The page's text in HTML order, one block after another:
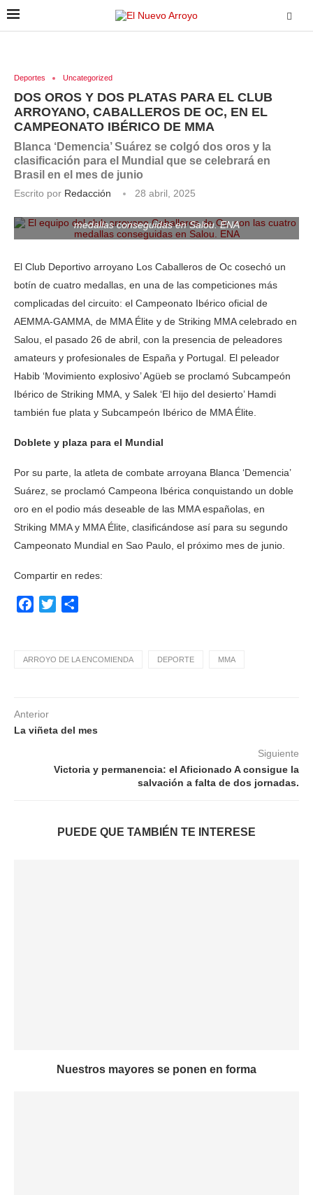
Deportes Uncategorized
DOS OROS Y DOS PLATAS PARA EL CLUB
ARROYANO, CABALLEROS DE OC, EN EL
CAMPEONATO IBÉRICO DE MMA
Blanca ‘Demencia’ Suárez se colgó dos oros y la
clasificación para el Mundial que se celebrará en
Brasil en el mes de junio
Escrito por Redacción
28 abril, 2025
medallas conseguidas en Salou. ENA
El Club Deportivo arroyano Los Caballeros de Oc cosechó un
botín de cuatro medallas, en una de las competiciones más
complicadas del circuito: el Campeonato Ibérico oficial de
AEMMA-GAMMA, de MMA Élite y de Striking MMA celebrado en
Salou, el pasado 26 de abril, con la presencia de peleadores
amateurs y profesionales de España y Portugal. El peleador
Habib ‘Movimiento explosivo’ Agüeb se proclamó Subcampeón
Ibérico de Striking MMA, y Salek ‘El hijo del desierto’ Hamdi
también fue plata y Subcampeón Ibérico de MMA Élite.
Doblete y plaza para el Mundial
Por su parte, la atleta de combate arroyana Blanca ‘Demencia’
Suárez, se proclamó Campeona Ibérica conquistando un doble
oro en el podio más deseable de las MMA españolas, en
Striking MMA y MMA Élite, clasificándose así para su segundo
Campeonato Mundial en Sao Paulo, el próximo mes de junio.
Compartir en redes:
Facebook
Twitter
ARROYO DE LA ENCOMIENDA DEPORTE MMA
Anterior
La viñeta del mes
Siguiente
Victoria y permanencia: el Aficionado A consigue la
salvación a falta de dos jornadas.
PUEDE QUE TAMBIÉN TE INTERESE
Nuestros mayores se ponen en forma